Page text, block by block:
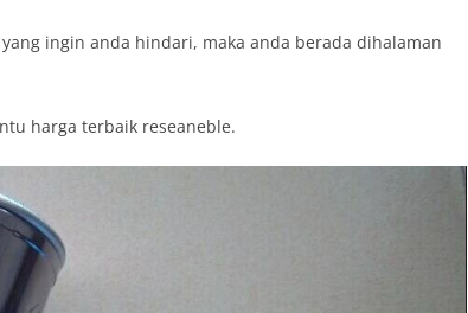
ingin anda hindari, maka anda berada dihalaman
harga terbaik reseaneble.